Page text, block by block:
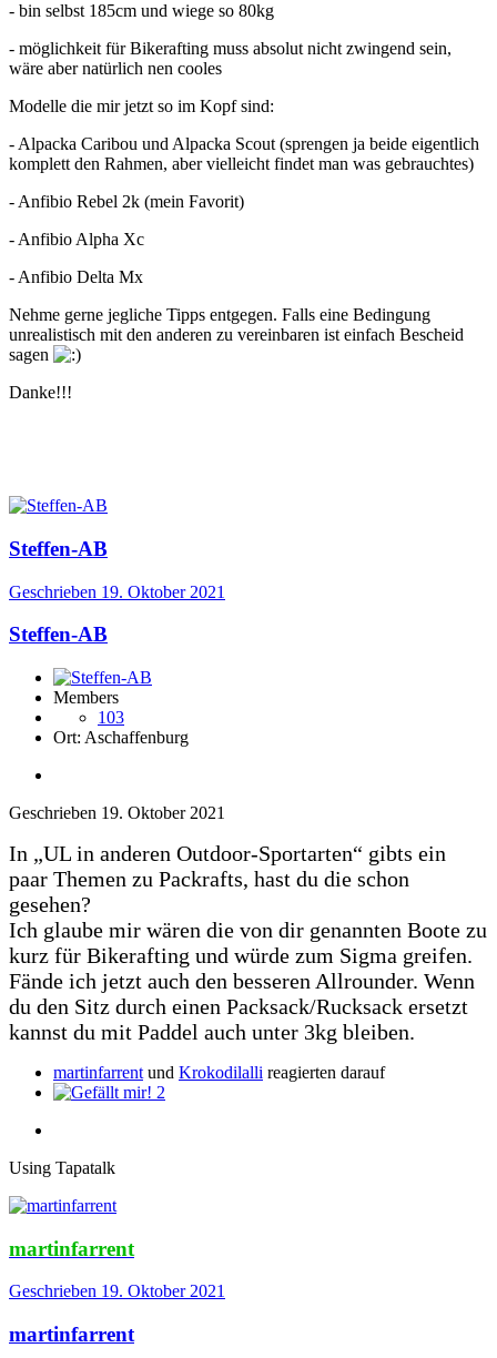
- bin selbst 185cm und wiege so 80kg
- möglichkeit für Bikerafting muss absolut nicht zwingend sein,
wäre aber natürlich nen cooles
Modelle die mir jetzt so im Kopf sind:
- Alpacka Caribou und Alpacka Scout (sprengen ja beide eigentlich
komplett den Rahmen, aber vielleicht findet man was gebrauchtes)
- Anfibio Rebel 2k (mein Favorit)
- Anfibio Alpha Xc
- Anfibio Delta Mx
Nehme gerne jegliche Tipps entgegen. Falls eine Bedingung
unrealistisch mit den anderen zu vereinbaren ist einfach Bescheid
sagen
Danke!!!
Steffen-AB
Geschrieben 19. Oktober 2021
Steffen-AB
Members
103
Ort: Aschaffenburg
Geschrieben 19. Oktober 2021
In „UL in anderen Outdoor-Sportarten“ gibts ein
paar Themen zu Packrafts, hast du die schon
gesehen?
Ich glaube mir wären die von dir genannten Boote zu
kurz für Bikerafting und würde zum Sigma greifen.
Fände ich jetzt auch den besseren Allrounder. Wenn
du den Sitz durch einen Packsack/Rucksack ersetzt
kannst du mit Paddel auch unter 3kg bleiben.
martinfarrent und Krokodilalli reagierten darauf
2
Using Tapatalk
martinfarrent
Geschrieben 19. Oktober 2021
martinfarrent